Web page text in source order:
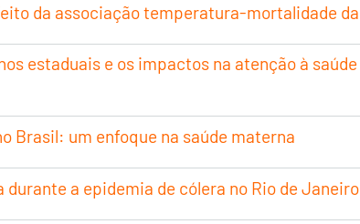
da associação temperatura-mortalidade
estaduais e os impactos na atenção à
Brasil: um enfoque na saúde materna
durante a epidemia de cólera no Rio de